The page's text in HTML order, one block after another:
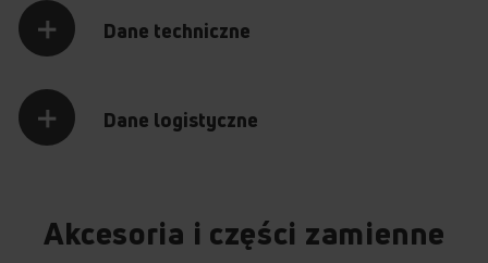
Dane techniczne
Dane logistyczne
Akcesoria i części zamienne